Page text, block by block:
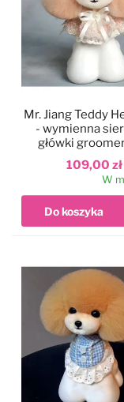
109,00 zł
Mr. Jiang Teddy
- wymienna
główki
Teddy, beżowo-
W